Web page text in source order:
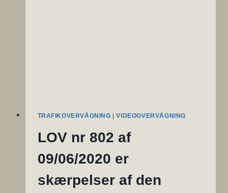
TRAFIKOVERVÅGNING |VIDEOOVERVÅGNING
LOV nr 802 af
09/06/2020 er
skærpelser af den